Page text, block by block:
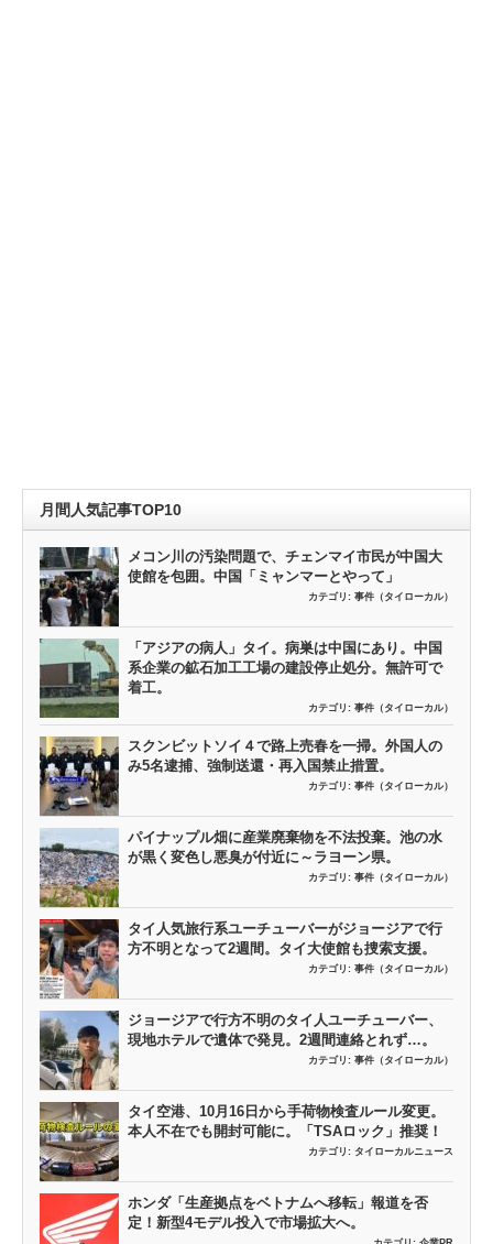
月間人気記事TOP10
メコン川の汚染問題で、チェンマイ市民が中国大
使館を包囲。中国「ミャンマーとやって」
カテゴリ: 事件（タイローカル）
「アジアの病人」タイ。病巣は中国にあり。中国
系企業の鉱石加工工場の建設停止処分。無許可で
着工。
カテゴリ: 事件（タイローカル）
スクンビットソイ４で路上売春を一掃。外国人の
み5名逮捕、強制送還・再入国禁止措置。
カテゴリ: 事件（タイローカル）
パイナップル畑に産業廃棄物を不法投棄。池の水
が黒く変色し悪臭が付近に～ラヨーン県。
カテゴリ: 事件（タイローカル）
タイ人気旅行系ユーチューバーがジョージアで行
方不明となって2週間。タイ大使館も捜索支援。
カテゴリ: 事件（タイローカル）
ジョージアで行方不明のタイ人ユーチューバー、
現地ホテルで遺体で発見。2週間連絡とれず…。
カテゴリ: 事件（タイローカル）
タイ空港、10月16日から手荷物検査ルール変更。
本人不在でも開封可能に。「TSAロック」推奨！
カテゴリ: タイローカルニュース
ホンダ「生産拠点をベトナムへ移転」報道を否
定！新型4モデル投入で市場拡大へ。